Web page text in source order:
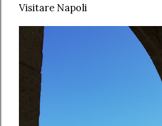
Visitare Napoli